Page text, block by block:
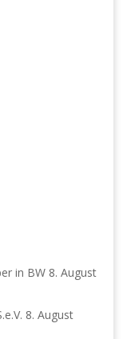
in BW 8. August
8. August